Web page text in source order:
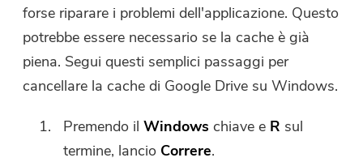
forse riparare i problemi dell'applicazione. Questo
potrebbe essere necessario se la cache è già
piena. Segui questi semplici passaggi per
cancellare la cache di Google Drive su Windows.
Premendo ilWindowschiave e R sul
termine, lancio Correre.